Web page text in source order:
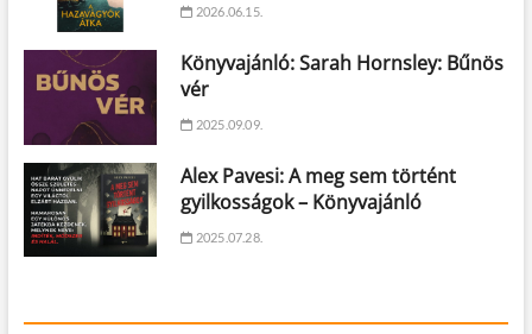
2026.06.15.
Könyvajánló: Sarah Hornsley: Bűnös
vér
2025.09.09.
Alex Pavesi: A meg sem történt
gyilkosságok – Könyvajánló
2025.07.28.